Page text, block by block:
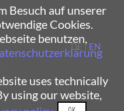
Besuch auf unserer
Cookies.
benutzen,
uses technically
using our website,
DE | EN